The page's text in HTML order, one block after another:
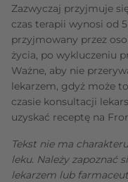
Zazwyczaj przyjmuje
czas terapii wynosi od
przyjmowany przez
życia, po wykluczeniu
Ważne, aby nie
lekarzem, gdyż może
czasie konsultacji
uzyskać receptę na
Tekst nie ma
leku. Należy zapoznać
lekarzem lub